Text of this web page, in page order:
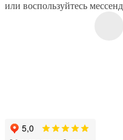
или воспользуйтесь